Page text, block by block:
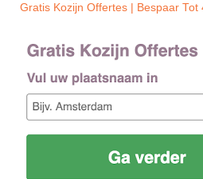
Gratis Kozijn Offertes | Bespaar Tot